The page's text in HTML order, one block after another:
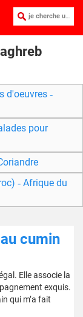
je cherche une recette :
d'oeuvres
pour
Afrique du
cumin
Elle associe la
exquis.
qui m’a fait